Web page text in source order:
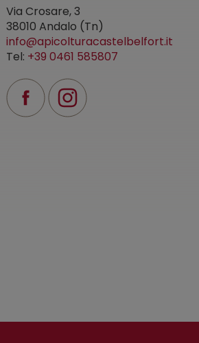
Via Crosare, 3
38010 Andalo (Tn)
info@apicolturacastelbelfort.it
Tel: +39 0461 585807